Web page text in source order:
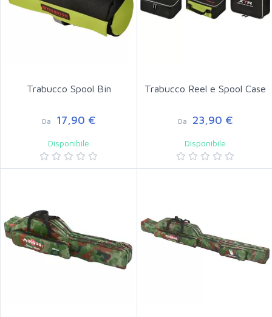
Trabucco Spool Bin
Da 17,90 €
Disponibile
Trabucco Reel e Spool Case
Da 23,90 €
Disponibile